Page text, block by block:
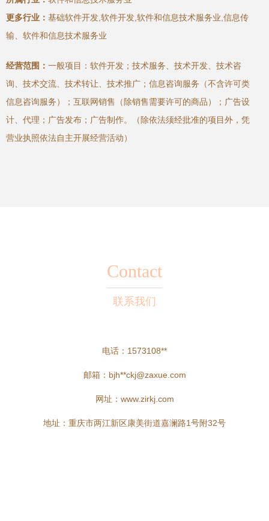
更多行业： 基础软件开发,软件开发,软件和信息技术服务业,信息传
输、软件和信息技术服务业
经营范围： 一般项目：软件开发；技术服务、技术开发、技术咨
询、技术交流、技术转让、技术推广；信息咨询服务（不含许可类
信息咨询服务）；互联网销售（除销售需要许可的商品）；广告设
计、代理；广告发布；广告制作。（除依法须经批准的项目外，凭
营业执照依法自主开展经营活动）
Contact
联系我们
电话：1573108**
邮箱：bjh**ckj@zaxue.com
网址： www.zirkj.com
地址：重庆市两江新区康美街道嘉澜路1号附32号